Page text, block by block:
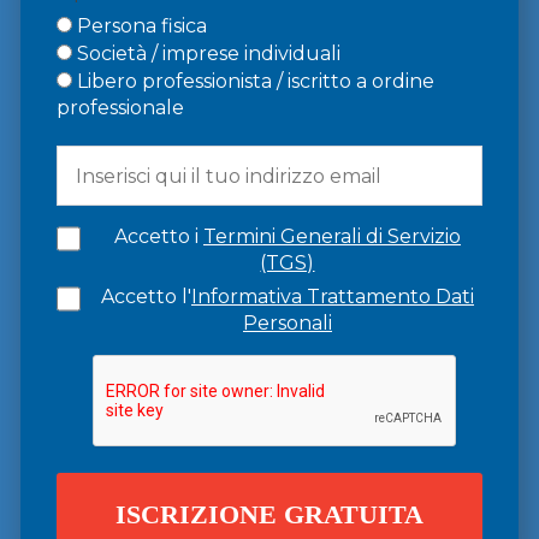
Persona fisica
Società / imprese individuali
Libero professionista / iscritto a ordine
professionale
Accetto i Termini Generali di Servizio
(TGS)
Accetto l'Informativa Trattamento Dati
Personali